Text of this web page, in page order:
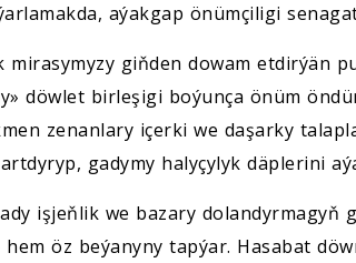
aýakgap önümçiligi
mirasymyzy giňden dowam etdirýän
döwlet birleşigi boýunça önüm
zenanlary içerki we daşarky
gadymy halyçylyk däplerini
işjeňlik we bazary
öz beýanyny tapýar. Hasabat